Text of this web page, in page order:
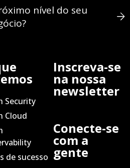
nível do seu
Security
Cloud
de sucesso
Inscreva-se
na nossa
newsletter
Conecte-se
com a
gente